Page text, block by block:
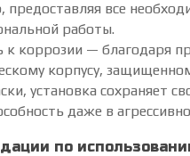
предоставляя все
работы.
к коррозии — благодаря
корпусу,
установка сохраняет
даже в
по